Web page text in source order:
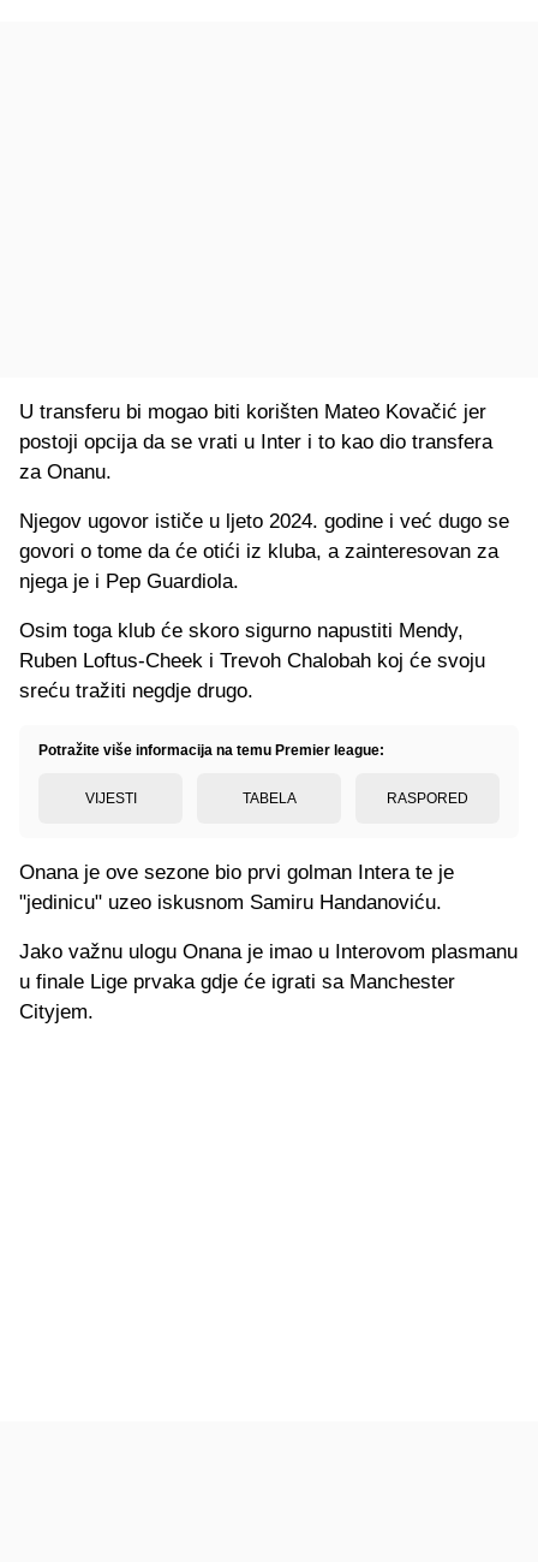
U transferu bi mogao biti korišten Mateo Kovačić jer
postoji opcija da se vrati u Inter i to kao dio transfera
za Onanu.
Njegov ugovor ističe u ljeto 2024. godine i već dugo se
govori o tome da će otići iz kluba, a zainteresovan za
njega je i Pep Guardiola.
Osim toga klub će skoro sigurno napustiti Mendy,
Ruben Loftus-Cheek i Trevoh Chalobah koj će svoju
sreću tražiti negdje drugo.
Potražite više informacija na temu Premier league:
VIJESTI TABELA RASPORED
Onana je ove sezone bio prvi golman Intera te je
"jedinicu" uzeo iskusnom Samiru Handanoviću.
Jako važnu ulogu Onana je imao u Interovom plasmanu
u finale Lige prvaka gdje će igrati sa Manchester
Cityjem.